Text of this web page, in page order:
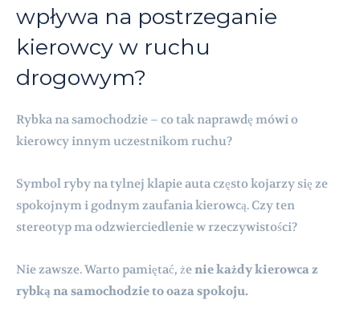
wpływa na postrzeganie
kierowcy w ruchu
drogowym?
Rybka na samochodzie – co tak naprawdę mówi o
kierowcy innym uczestnikom ruchu?
Symbol ryby na tylnej klapie auta często kojarzy się ze
spokojnym i godnym zaufania kierowcą. Czy ten
stereotyp ma odzwierciedlenie w rzeczywistości?
Nie zawsze. Warto pamiętać, żenie każdy kierowca z
rybką na samochodzie to oaza spokoju.